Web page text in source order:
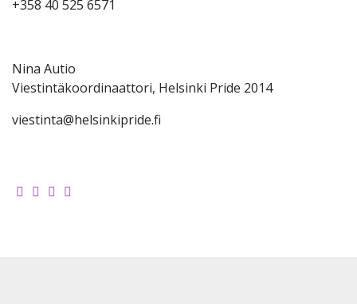
+358 40 525 6571
Nina Autio
Viestintäkoordinaattori, Helsinki Pride 2014
viestinta@helsinkipride.fi